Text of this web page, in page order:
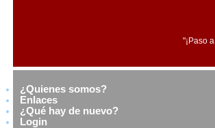
"¡Paso
¿Quienes somos?
Enlaces
¿Qué hay de nuevo?
Login